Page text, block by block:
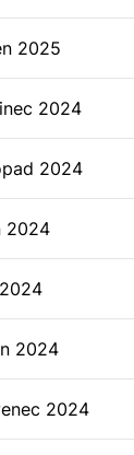
2025
2024
2024
2024
2024
2024